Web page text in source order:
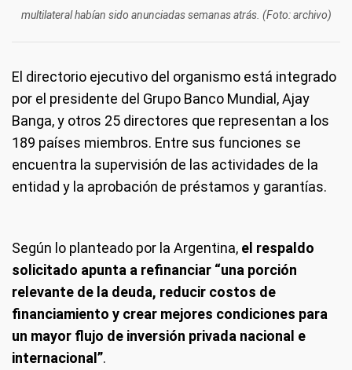
multilateral habían sido anunciadas semanas atrás. (Foto: archivo)
El directorio ejecutivo del organismo está integrado
por el presidente del Grupo Banco Mundial, Ajay
Banga, y otros 25 directores que representan a los
189 países miembros. Entre sus funciones se
encuentra la supervisión de las actividades de la
entidad y la aprobación de préstamos y garantías.
Según lo planteado por la Argentina, el respaldo
solicitado apunta a refinanciar “una porción
relevante de la deuda, reducir costos de
financiamiento y crear mejores condiciones para
un mayor flujo de inversión privada nacional e
internacional”.